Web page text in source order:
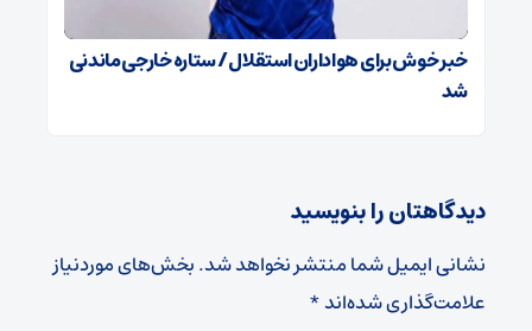
خبر خوش برای هواداران استقلال / ستاره خارجی ماندنی
شد
دیدگاهتان را بنویسید
نشانی ایمیل شما منتشر نخواهد شد.بخش‌های موردنیاز
علامت‌گذاری شده‌اند*